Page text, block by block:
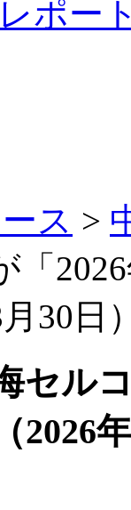
ポー
ス >
「
30日
セル
2026